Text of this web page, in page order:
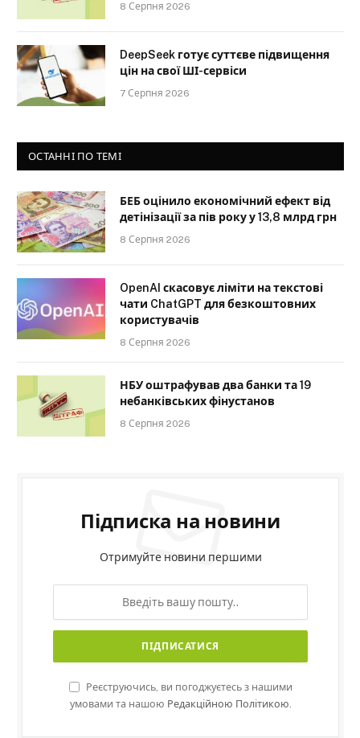
8 Серпня 2026
DeepSeek готує суттєве підвищення
цін на свої ШІ-сервіси
7 Серпня 2026
ОСТАННІ ПО ТЕМІ
БЕБ оцінило економічний ефект від
детінізації за пів року у 13,8 млрд грн
8 Серпня 2026
OpenAI скасовує ліміти на текстові
чати ChatGPT для безкоштовних
користувачів
8 Серпня 2026
НБУ оштрафував два банки та 19
небанківських фінустанов
8 Серпня 2026
Підписка на новини
Отримуйте новини першими
Реєструючись, ви погоджуєтесь з нашими
умовами та нашою Редакційною Політикою.